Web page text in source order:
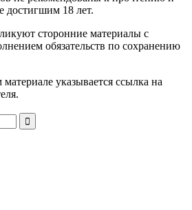
достигшим 18 лет.
сторонние материалы с
обязательств по сохранению
указывается ссылка на